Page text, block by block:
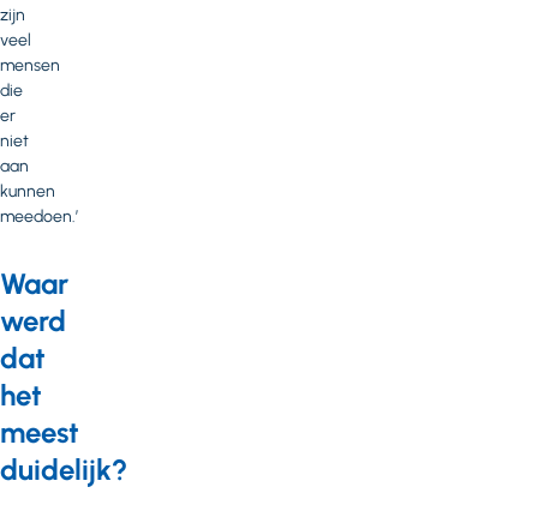
zijn
veel
mensen
die
er
niet
aan
kunnen
meedoen.’
Waar
werd
dat
het
meest
duidelijk?